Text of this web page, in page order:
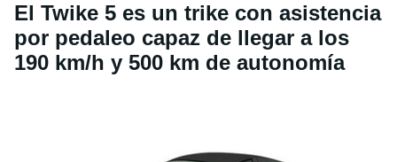
El Twike 5 es un trike con asistencia
por pedaleo capaz de llegar a los
190 km/h y 500 km de autonomía